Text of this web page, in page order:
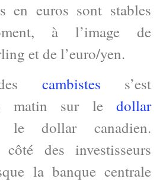
en euros sont stables
à l’image de
et de l’euro/yen.
cambistes s’est
matin sur le dollar
dollar canadien.
des investisseurs
la banque centrale